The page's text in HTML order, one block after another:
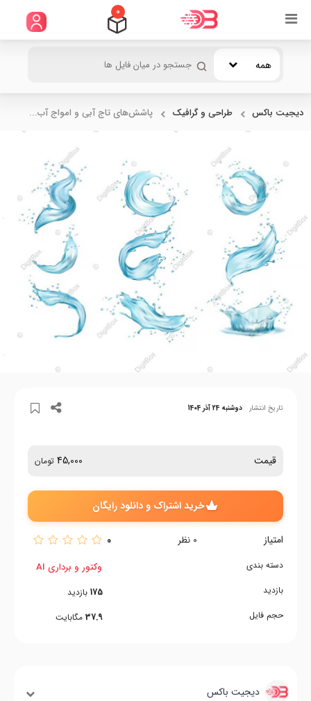
0
همه
دیجیت باکس طراحی و گرافیک پاشش‌های تاج آبی و امواج آب...
تاریخ انتشار دوشنبه 24 آذر 1404
قیمت 45,000 تومان
خرید اشتراک و دانلود رایگان
امتیاز 0 نظر 0
دسته بندی
بازدید
حجم فایل
وکتور و برداری AI
175 بازدید
37.9 مگابایت
دیجیت باکس